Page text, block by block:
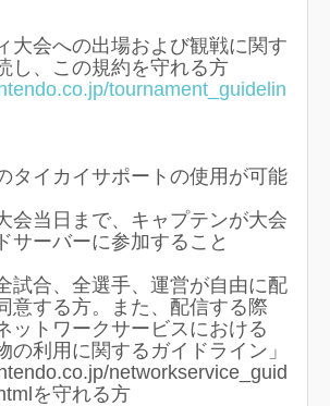
大会への出場および観戦に関す
し、この規約を守れる方
tournament_guidelin
タイカイサポートの使用が可能
会当日まで、キャプテンが大会
サーバーに参加すること
試合、全選手、運営が自由に配
意する方。また、配信する際
ットワークサービスにおける
の利用に関するガイドライン」
networkservice_guid
を守れる方